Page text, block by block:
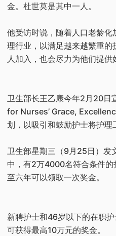
金。杜世莫是其中一人。
他受访时说，随着人口老龄
理行业，以满足越来越繁重的
人加入，也会尽力为他们提
卫生部长王乙康今年2月20日
for Nurses’ Grace,
划，以吸引和鼓励护士将护理
卫生部星期三（9月25日）发
中，有2万4000名符合条件
至六年可以领取一次奖金。
新聘护士和46岁以下的在职
可获得最高10万元的奖金。